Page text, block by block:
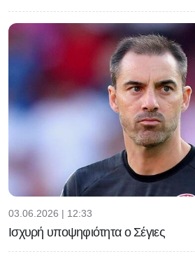
03.06.2026 | 12:33
Ισχυρή υποψηφιότητα ο Σέγιες